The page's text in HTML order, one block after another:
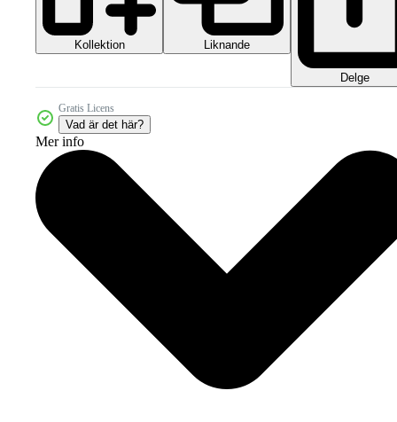
Kollektion Liknande
Delge
Gratis Licens
Vad är det här?
Mer info